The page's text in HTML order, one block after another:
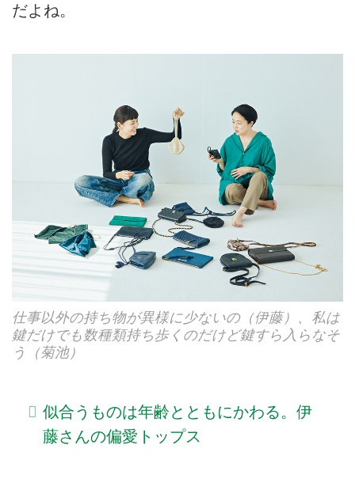
だよね。
仕事以外の持ち物が異様に少ないの（伊藤）、私は
鍵だけでも数種類持ち歩くのだけど鍵すら入らなそ
う（菊池）
似合うものは年齢とともにかわる。伊
藤さんの偏愛トップス